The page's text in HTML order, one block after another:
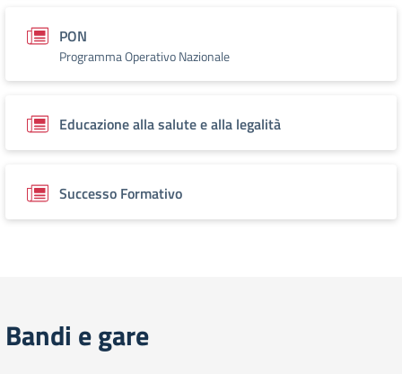
PON
Programma Operativo Nazionale
Educazione alla salute e alla legalità
Successo Formativo
Bandi e gare